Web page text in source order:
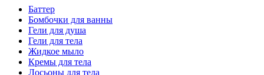
Баттер
Бомбочки для ванны
Гели для душа
Гели для тела
Жидкое мыло
Кремы для тела
Лосьоны для тела